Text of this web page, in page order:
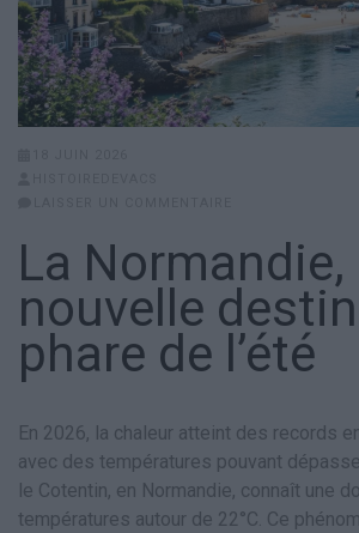
La Normandie,
nouvelle
phare de l’été
En 2026, la chaleur atteint des records
avec des températures pouvant
le Cotentin, en Normandie, connaît une
températures autour de 22°C. Ce